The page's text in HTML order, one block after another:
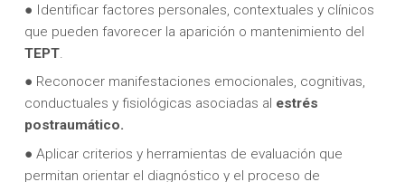
● Identificar factores personales, contextuales y clínicos
que pueden favorecer la aparición o mantenimiento del
TEPT.
● Reconocer manifestaciones emocionales, cognitivas,
conductuales y fisiológicas asociadas al estrés
postraumático.
● Aplicar criterios y herramientas de evaluación que
permitan orientar el diagnóstico y el proceso de